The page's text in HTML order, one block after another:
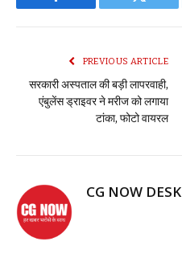
Facebook Twitter
PREVIOUS ARTICLE
सरकारी अस्पताल की बड़ी लापरवाही,
एंबुलेंस ड्राइवर ने मरीज को लगाया
टांका, फोटो वायरल
CG NOW DESK